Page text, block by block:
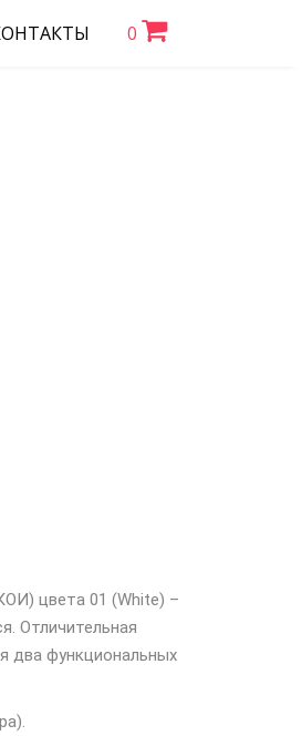
0
цвета 01 (White) –
Отличительная
два функциональных